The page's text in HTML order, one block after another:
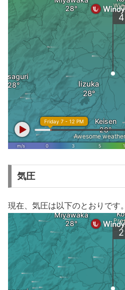
気圧
現在、気圧は以下のとおりです。